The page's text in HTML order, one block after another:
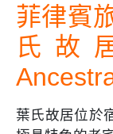
菲律賓
氏故
葉氏故居位於